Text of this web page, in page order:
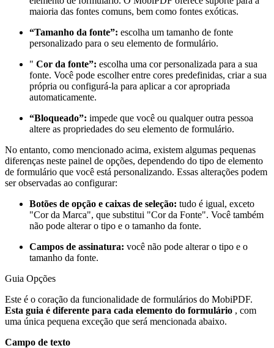
maioria das fontes comuns, bem como fontes exóticas.
“Tamanho da fonte”: escolha um tamanho de fonte
personalizado para o seu elemento de formulário.
" Cor da fonte”: escolha uma cor personalizada para a sua
fonte. Você pode escolher entre cores predefinidas, criar a sua
própria ou configurá-la para aplicar a cor apropriada
automaticamente.
“Bloqueado”: impede que você ou qualquer outra pessoa
altere as propriedades do seu elemento de formulário.
No entanto, como mencionado acima, existem algumas pequenas
diferenças neste painel de opções, dependendo do tipo de elemento
de formulário que você está personalizando. Essas alterações podem
ser observadas ao configurar:
Botões de opção e caixas de seleção: tudo é igual, exceto
"Cor da Marca", que substitui "Cor da Fonte". Você também
não pode alterar o tipo e o tamanho da fonte.
Campos de assinatura: você não pode alterar o tipo e o
tamanho da fonte.
Guia Opções
Este é o coração da funcionalidade de formulários do MobiPDF.
Esta guia é diferente para cada elemento do formulário , com
uma única pequena exceção que será mencionada abaixo.
Campo de texto